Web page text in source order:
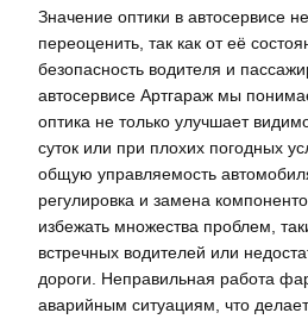
Значение оптики в автосервисе
переоценить, так как от её
безопасность водителя и
автосервисе Артгараж мы
оптика не только улучшает
суток или при плохих погодных
общую управляемость
регулировка и замена
избежать множества проблем,
встречных водителей или
дороги. Неправильная работа
аварийным ситуациям, что